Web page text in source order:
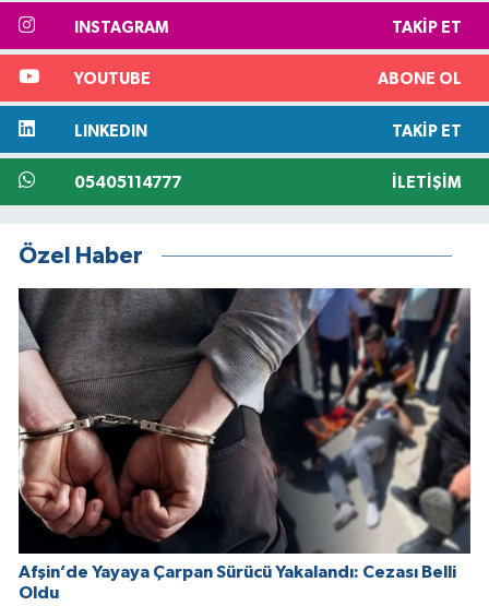
INSTAGRAM TAKIP ET
YOUTUBE ABONE OL
LINKEDIN TAKIP ET
05405114777 İLETIŞIM
Özel Haber
Afşin’de Yayaya Çarpan Sürücü Yakalandı: Cezası Belli
Oldu